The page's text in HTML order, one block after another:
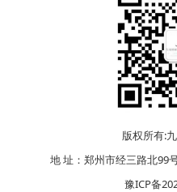
版权所有:
地 址：郑州市经三路北99
豫ICP备